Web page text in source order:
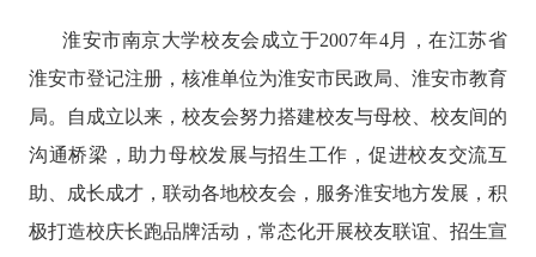
淮安市南京大学校友会成立于2007年4月，在江苏省
淮安市登记注册，核准单位为淮安市民政局、淮安市教育
局。自成立以来，校友会努力搭建校友与母校、校友间的
沟通桥梁，助力母校发展与招生工作，促进校友交流互
助、成长成才，联动各地校友会，服务淮安地方发展，积
极打造校庆长跑品牌活动，常态化开展校友联谊、招生宣